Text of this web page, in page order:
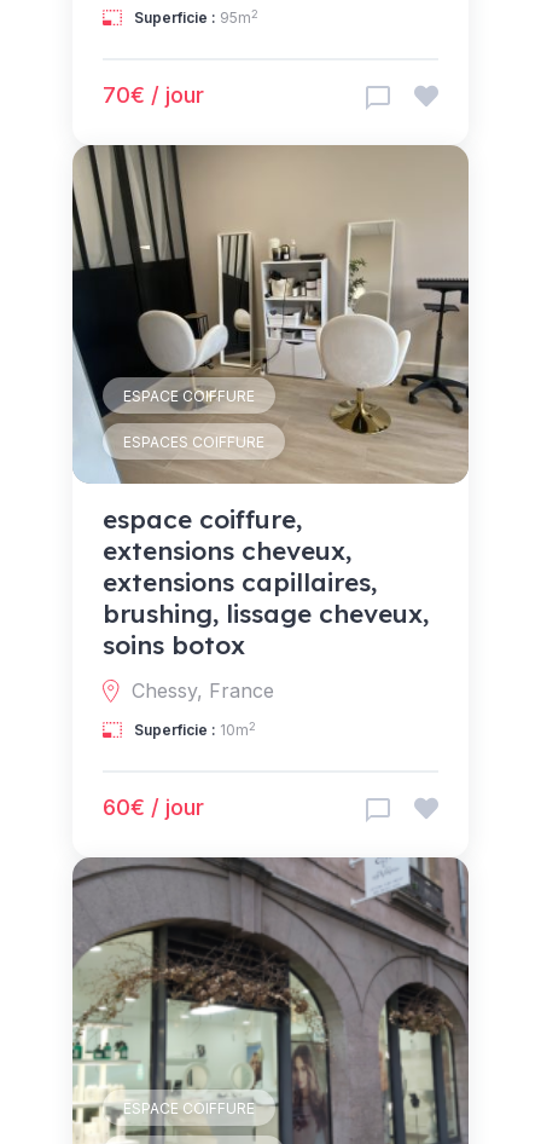
Superficie : 95m2
70€ / jour
ESPACE COIFFURE
ESPACES COIFFURE
espace coiffure,
extensions cheveux,
extensions capillaires,
brushing, lissage cheveux,
soins botox
Chessy, France
Superficie : 10m2
60€ / jour
ESPACE COIFFURE